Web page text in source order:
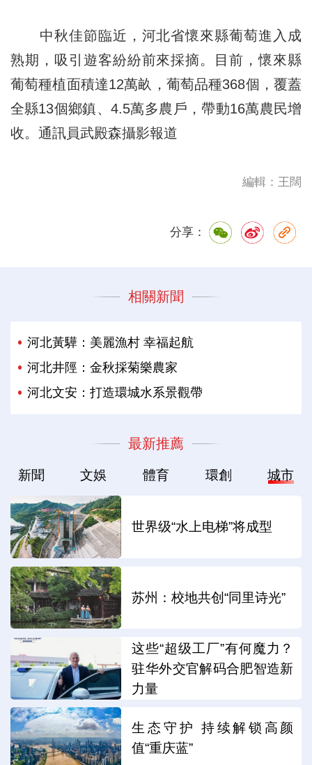
中秋佳節臨近，河北省懷來縣葡萄進入成
熟期，吸引遊客紛紛前來採摘。目前，懷來縣
葡萄種植面積達12萬畝，葡萄品種368個，覆蓋
全縣13個鄉鎮、4.5萬多農戶，帶動16萬農民增
收。通訊員武殿森攝影報道
編輯：王闊
分享：
相關新聞
河北黃驊：美麗漁村 幸福起航
河北井陘：金秋採菊樂農家
河北文安：打造環城水系景觀帶
最新推薦
新聞 文娛 體育 環創 城市
世界级“水上电梯”将成型
苏州：校地共创“同里诗光”
这些“超级工厂”有何魔力？
驻华外交官解码合肥智造新
力量
生态守护 持续解锁高颜
值“重庆蓝”